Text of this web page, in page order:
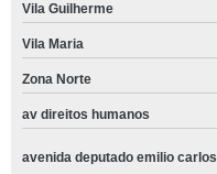
Vila Guilherme
Vila Maria
Zona Norte
av direitos humanos
avenida deputado emilio carlos